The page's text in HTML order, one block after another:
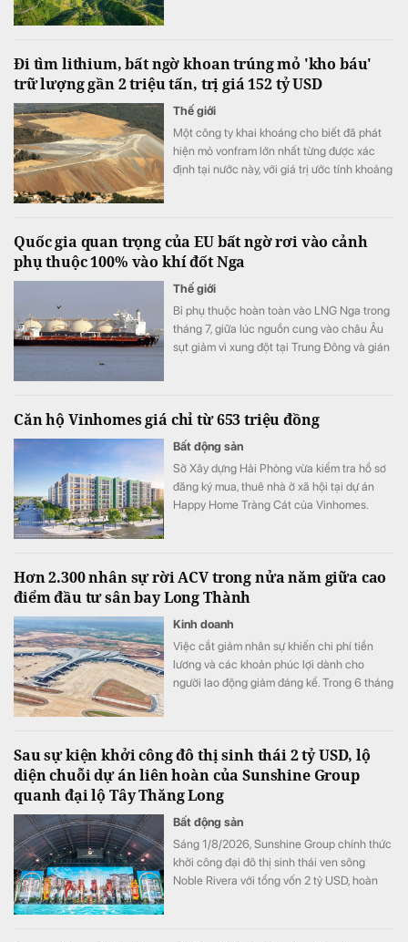
quốc tế cùng hệ sinh thái thiên nhiên và
văn hóa được gìn giữ và phát huy bền vững.
Đi tìm lithium, bất ngờ khoan trúng mỏ 'kho báu'
trữ lượng gần 2 triệu tấn, trị giá 152 tỷ USD
Thế giới
Một công ty khai khoáng cho biết đã phát
hiện mỏ vonfram lớn nhất từng được xác
định tại nước này, với giá trị ước tính khoảng
Quốc gia quan trọng của EU bất ngờ rơi vào cảnh
phụ thuộc 100% vào khí đốt Nga
Thế giới
Bỉ phụ thuộc hoàn toàn vào LNG Nga trong
tháng 7, giữa lúc nguồn cung vào châu Âu
sụt giảm vì xung đột tại Trung Đông và gián
Căn hộ Vinhomes giá chỉ từ 653 triệu đồng
Bất động sản
Sở Xây dựng Hải Phòng vừa kiểm tra hồ sơ
đăng ký mua, thuê nhà ở xã hội tại dự án
Happy Home Tràng Cát của Vinhomes.
Hơn 2.300 nhân sự rời ACV trong nửa năm giữa cao
điểm đầu tư sân bay Long Thành
Kinh doanh
Việc cắt giảm nhân sự khiến chi phí tiền
lương và các khoản phúc lợi dành cho
người lao động giảm đáng kể. Trong 6 tháng
Sau sự kiện khởi công đô thị sinh thái 2 tỷ USD, lộ
diện chuỗi dự án liên hoàn của Sunshine Group
quanh đại lộ Tây Thăng Long
Bất động sản
Sáng 1/8/2026, Sunshine Group chính thức
khởi công đại đô thị sinh thái ven sông
Noble Rivera với tổng vốn 2 tỷ USD, hoàn